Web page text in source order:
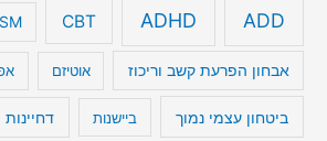
ADD
ADHD
CBT
אבחון הפרעת קשב וריכוז אוטיזם
ביטחון עצמי נמוך ביישנות דחיינות